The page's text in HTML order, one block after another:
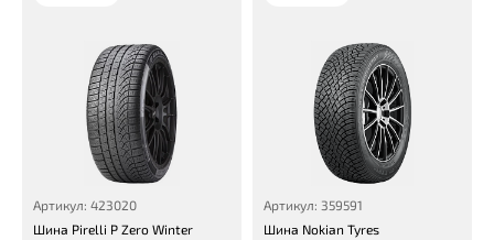
Артикул: 423020
Шина Pirelli P Zero Winter
Артикул: 359591
Шина Nokian Tyres